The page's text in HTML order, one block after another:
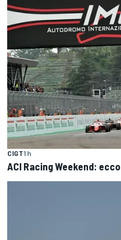
CIGT1 h
ACI Racing Weekend: